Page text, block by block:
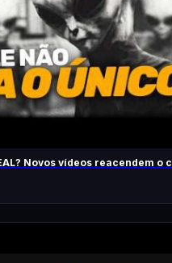
Novos vídeos reacendem o